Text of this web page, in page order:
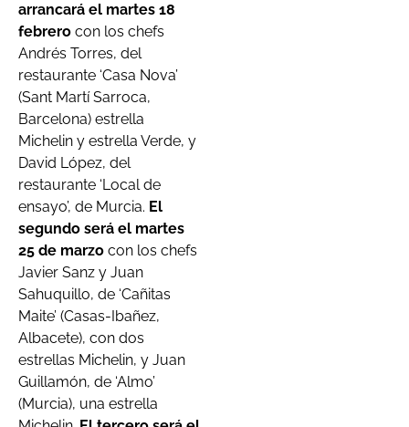
arrancará el martes 18
febrero con los chefs
Andrés Torres, del
restaurante ‘Casa Nova’
(Sant Martí Sarroca,
Barcelona) estrella
Michelin y estrella Verde, y
David López, del
restaurante ‘Local de
ensayo’, de Murcia. El
segundo será el martes
25 de marzo con los chefs
Javier Sanz y Juan
Sahuquillo, de ‘Cañitas
Maite’ (Casas-Ibañez,
Albacete), con dos
estrellas Michelin, y Juan
Guillamón, de ‘Almo’
(Murcia), una estrella